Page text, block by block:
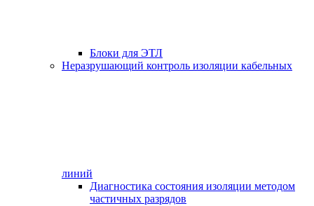
Блоки для ЭТЛ
Неразрушающий контроль изоляции кабельных
линий
Диагностика состояния изоляции методом
частичных разрядов